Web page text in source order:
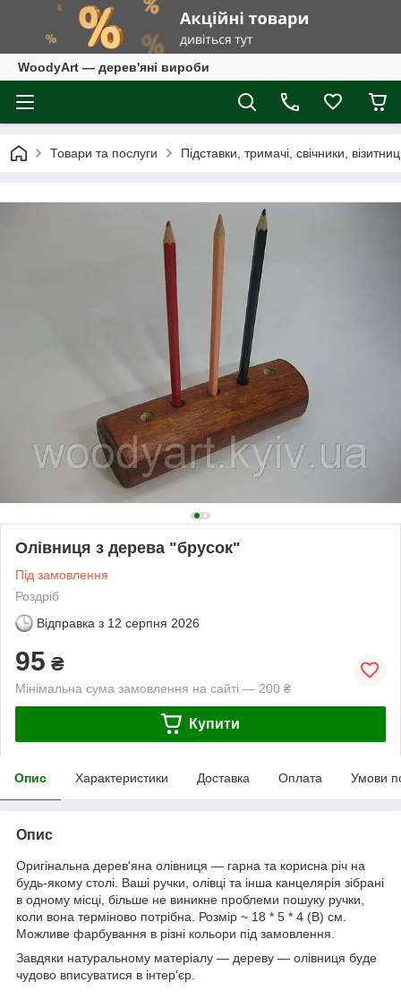
WoodyArt — дерев'яні вироби
Товари та послуги Підставки, тримачі, свічники,
Олівниця з дерева "брусок"
Під замовлення
Роздріб
Відправка з 12 серпня 2026
95 ₴
Мінімальна сума замовлення на сайті — 200 ₴
Купити
Опис Характеристики Доставка Оплата Умови
Опис
Оригінальна дерев'яна олівниця — гарна та корисна річ на
будь-якому столі. Ваші ручки, олівці та інша канцелярія зібрані
в одному місці, більше не виникне проблеми пошуку ручки,
коли вона терміново потрібна. Розмір ~ 18 * 5 * 4 (В) см.
Можливе фарбування в різні кольори під замовлення.
Завдяки натуральному матеріалу — дереву — олівниця буде
чудово вписуватися в інтер'єр.